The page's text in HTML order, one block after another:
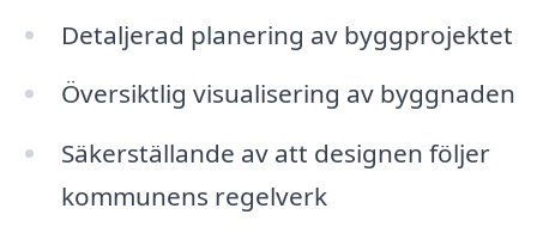
Detaljerad planering av byggprojektet
Översiktlig visualisering av byggnaden
Säkerställande av att designen följer
kommunens regelverk